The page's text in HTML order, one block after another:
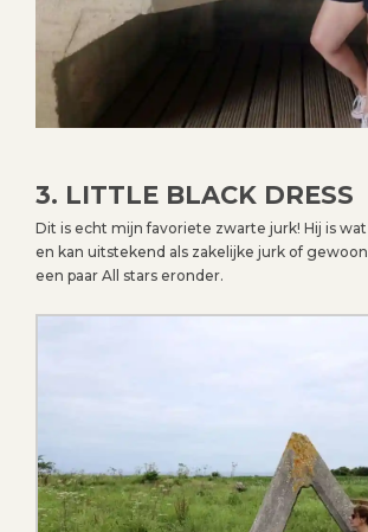
3. LITTLE BLACK DRESS
Dit is echt mijn favoriete zwarte jurk! Hij is
en kan uitstekend als zakelijke jurk of
een paar All stars eronder.